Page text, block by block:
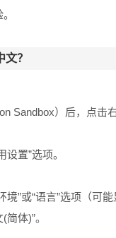
？
Sandbox）后，点击
置”选项。
”或“语言”选项（可能
体)”。